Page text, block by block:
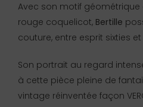
Avec son motif
rouge coquelicot, Bertille
couture, entre esprit sixties
Son portrait au regard
à cette pièce pleine de
vintage réinventée façon